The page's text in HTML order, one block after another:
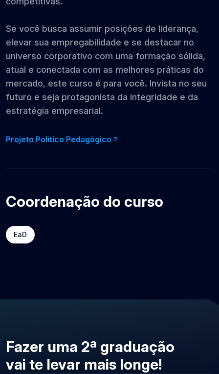
Se você busca assumir posições de liderança,
elevar sua empregabilidade e se destacar no
universo corporativo com uma formação sólida,
atual e conectada com as melhores práticas do
mercado, este curso é para você. Invista no seu
futuro e seja protagonista da integridade e da
estratégia empresarial.
Projeto Político Pedagógico
Coordenação do curso
EaD
Fazer uma 2ª graduação
vai te levar mais longe!